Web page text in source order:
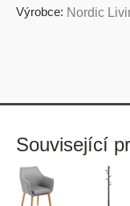
Výrobce: Nordic
Související